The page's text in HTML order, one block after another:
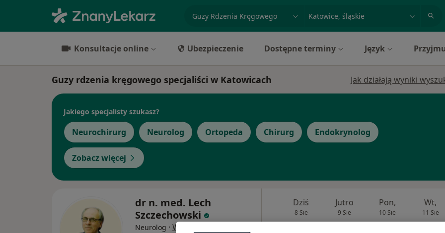
miasto lub dzielnica
Konsultacje online Ubezpieczenie Dostępne terminy Język
Guzy rdzenia kręgowego specjaliści w Katowicach Jak działają wyniki
Jakiego specjalisty szukasz?
Neurochirurg Neurolog Ortopeda Chirurg Endokrynolog
Zobacz więcej
dr n. med. Lech
Szczechowski
Neurolog · Więcej
Dziś
8 Sie
Jutro
9 Sie
Pon,
10 Sie
Wt,
11 Sie